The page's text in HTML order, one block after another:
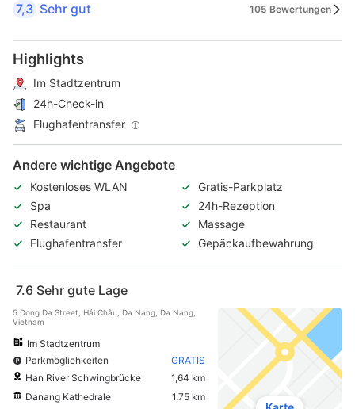
7,3 Sehr gut 105 Bewertungen
Highlights
Im Stadtzentrum
24h-Check-in
Flughafentransfer
Andere wichtige Angebote
Kostenloses WLAN
Gratis-Parkplatz
Spa
24h-Rezeption
Restaurant
Massage
Flughafentransfer
Gepäckaufbewahrung
7.6 Sehr gute Lage
5 Dong Da Street, Hải Châu, Da Nang, Da Nang,
Vietnam
Im Stadtzentrum
Parkmöglichkeiten
GRATIS
Han River Schwingbrücke
1,64 km
Danang Kathedrale
1,75 km